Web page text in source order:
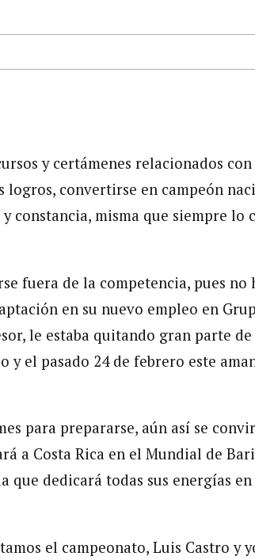
y certámenes relacionados
logros, convertirse en campeón
constancia, misma que siempre lo
fuera de la competencia, pues no
en su nuevo empleo en
le estaba quitando gran parte de
y el pasado 24 de febrero este
para prepararse, aún así se
a Costa Rica en el Mundial de
que dedicará todas sus energías
el campeonato, Luis Castro y